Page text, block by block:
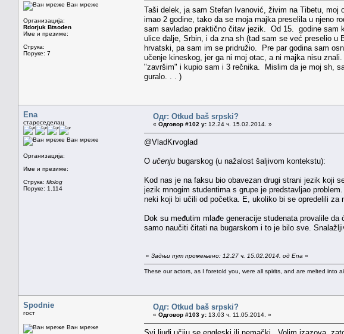
Ван мреже
Организација:
Rdorjuk Btsoden
Име и презиме:
Струка:
Поруке: 7
Taši delek, ja sam Stefan Ivanović, živim na Tibetu,
imao 2 godine, tako da se moja majka preselila u njeno
sam savladao praktično čitav jezik. Od 15. godine sam
ulice dalje, Srbin, i da zna sh (tad sam se već preselio
hrvatski, pa sam im se pridružio. Pre par godina sam
učenje kineskog, jer ga ni moj otac, a ni majka nisu
"završim" i kupio sam i 3 rečnika. Mislim da je moj sh,
guralo. . . )
Ena
староседелац
Ван мреже
Организација:
Име и презиме:
Струка: filolog
Поруке: 1.114
Одг: Otkud baš srpski?
« Одговор #102 у: 12.24 ч. 15.02.2014. »
@VladKrvoglad
O učenju bugarskog (u nažalost šaljivom kontekstu):
Kod nas je na faksu bio obavezan drugi strani jezik koji
jezik mnogim studentima s grupe je predstavljao
neki koji bi učili od početka. E, ukoliko bi se opredelili za
Dok su međutim mlađe generacije studenata provalile
samo naučiti čitati na bugarskom i to je bilo sve.
« Задњи пут промењено: 12.27 ч. 15.02.2014. од Ena »
These our actors, as I foretold you, were all spirits, and are melted into
Spodnie
гост
Ван мреже
Одг: Otkud baš srpski?
« Одговор #103 у: 13.03 ч. 11.05.2014. »